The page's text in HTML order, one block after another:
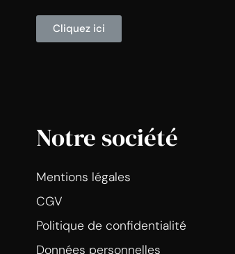
Cliquez ici
Notre société
Mentions légales
CGV
Politique de confidentialité
Données personnelles